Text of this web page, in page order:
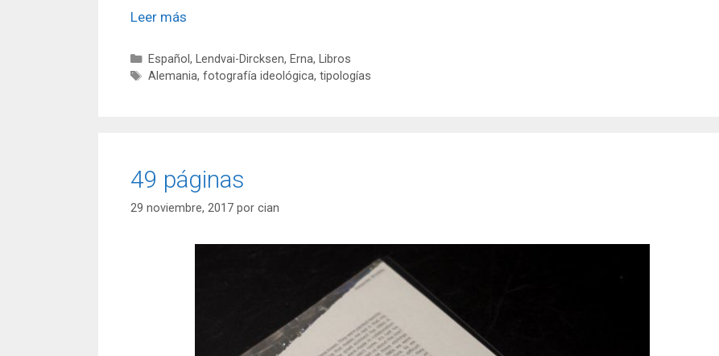
Leer más
Categorías
Español , Lendvai-Dircksen, Erna, Libros
Etiquetas
Alemania, fotografía ideológica, tipologías
49 páginas
29 noviembre, 2017 por cian